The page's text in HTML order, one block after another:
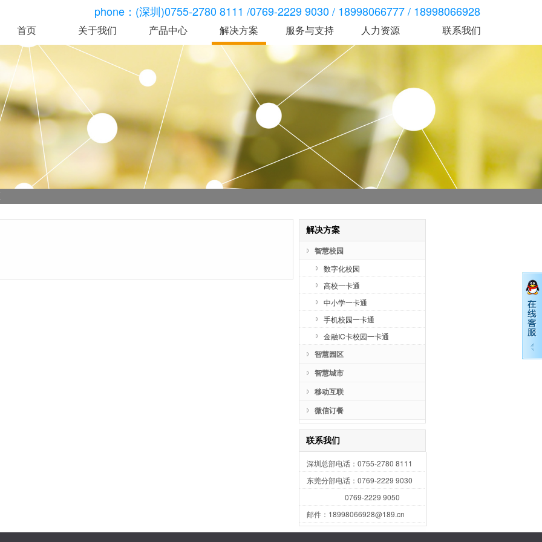
phone：(深圳)0755-2780 8111 /0769-2229 9030 / 18998066777 / 18998066928
首页 关于我们
公司简介
发展历程
资质荣誉
关于我们
产品中心
智慧食堂
智能一体机 GR-
U699CT消费机
U698CT消费机
GR-F699CT人脸消
费机
GR-F698CT人脸消
费机
双通道视觉结算台
智慧人脸
GR-F699CT人脸消
GR-F309人脸考勤机
GR-F698CT人脸消
GR-F310人脸门禁机
考勤门禁
1000TB系列门禁
高级S20X系列门禁
智慧人行
S30X系列三辊闸
解决方案
智慧校园
智慧园区
智慧城市
移动互联
微信订餐
解决方案
服务与支持
技术服务
资料下载
服务与支持
人力资源 联系我们
解决方案
智慧校园
数字化校园
高校一卡通
中小学一卡通
手机校园一卡通
金融IC卡校园一卡通
智慧园区
智慧城市
移动互联
微信订餐
联系我们
深圳总部电话：0755-2780 8111
东莞分部电话：0769-2229 9030
0769-2229 9050
邮件：18998066928@189.cn
深